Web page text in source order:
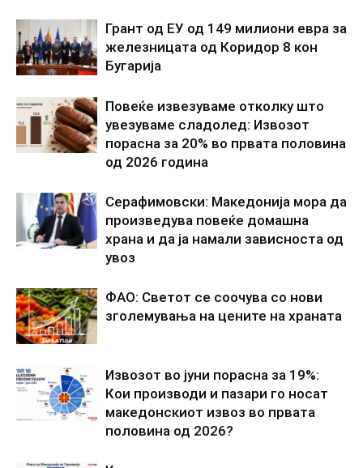
Грант од ЕУ од 149 милиони евра за
железницата од Коридор 8 кон
Бугарија
Повеќе извезуваме отколку што
увезуваме сладолед: Извозот
порасна за 20% во првата половина
од 2026 година
Серафимовски: Македонија мора да
произведува повеќе домашна
храна и да ја намали зависноста од
увоз
ФАО: Светот се соочува со нови
зголемувања на цените на храната
Извозот во јуни порасна за 19%:
Кои производи и пазари го носат
македонскиот извоз во првата
половина од 2026?